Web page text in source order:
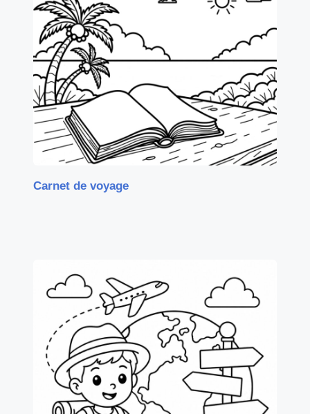
Carnet de voyage